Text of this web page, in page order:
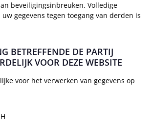
beveiligingsinbreuken. Volledige
gegevens tegen toegang van derden is
BETREFFENDE DE PARTIJ
VOOR DEZE WEBSITE
voor het verwerken van gegevens op